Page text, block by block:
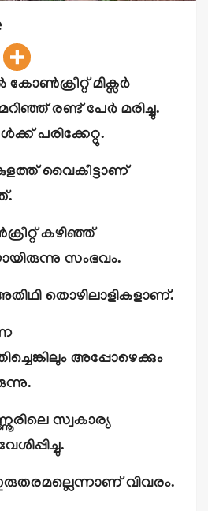
മിക്സര്‍
രണ്ട് പേര്‍ മരിച്ചു.
പരിക്കേറ്റു.
വൈകീട്ടാണ്
കഴിഞ്ഞ്
സംഭവം.
തൊഴിലാളികളാണ്.
അപ്പോഴെക്കും
സ്വകാര്യ
വിവരം.